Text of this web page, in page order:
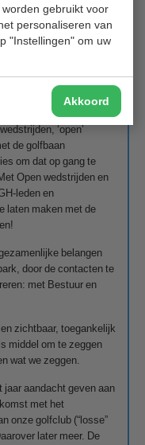
gebruikt voor
personaliseren van
"Instellingen" om uw
Akkoord
de wedstrijden en met
met andere
jongeren met onze
van meer
te maken en
‘open’
de golfbaan
om dat op gang te
Open wedstrijden en
leden en
laten maken met de
belangen
door de contacten te
met Bestuur en
zichtbaar, toegankelijk
middel om te zeggen
wat we zeggen.
jaar aandacht geven aan
met het
onze golfclub (“losse”
later meer. De